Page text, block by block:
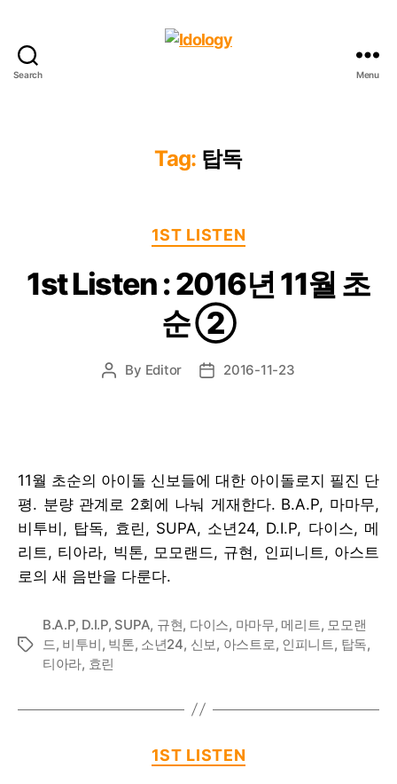
Search Menu
Tag: 탑독
Categories
1ST LISTEN
1st Listen : 2016년 11월 초
순 ②
Post
By Editor
Post2016-11-23
11월 초순의 아이돌 신보들에 대한 아이돌로지 필진 단
평. 분량 관계로 2회에 나눠 게재한다. B.A.P, 마마무,
비투비, 탑독, 효린, SUPA, 소년24, D.I.P, 다이스, 메
리트, 티아라, 빅톤, 모모랜드, 규현, 인피니트, 아스트
로의 새 음반을 다룬다.
Tags
B.A.P, D.I.P, SUPA, 규현, 다이스, 마마무, 메리트, 모모랜
드, 비투비, 빅톤, 소년24, 신보, 아스트로, 인피니트, 탑독,
티아라, 효린
Categories
1ST LISTEN